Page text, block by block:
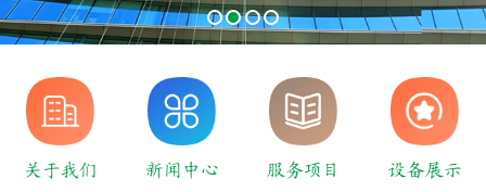
关于我们 新闻中心 服务项目 设备展示